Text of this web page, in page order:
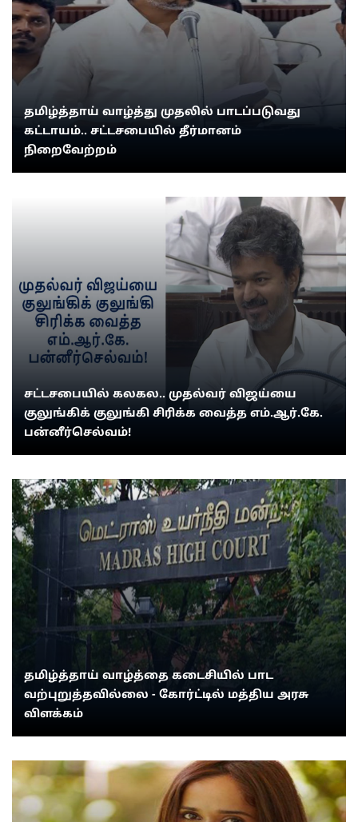
தமிழ்த்தாய் வாழ்த்து முதலில் பாடப்படுவது
கட்டாயம்.. சட்டசபையில் தீர்மானம்
நிறைவேற்றம்
சட்டசபையில் கலகல.. முதல்வர் விஜய்யை
குலுங்கிக் குலுங்கி சிரிக்க வைத்த எம்.ஆர்.கே.
பன்னீர்செல்வம்!
தமிழ்த்தாய் வாழ்த்தை கடைசியில் பாட
வற்புறுத்தவில்லை - கோர்ட்டில் மத்திய அரசு
விளக்கம்